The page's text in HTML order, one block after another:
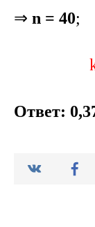
⇒ n = 40;
Ответ: